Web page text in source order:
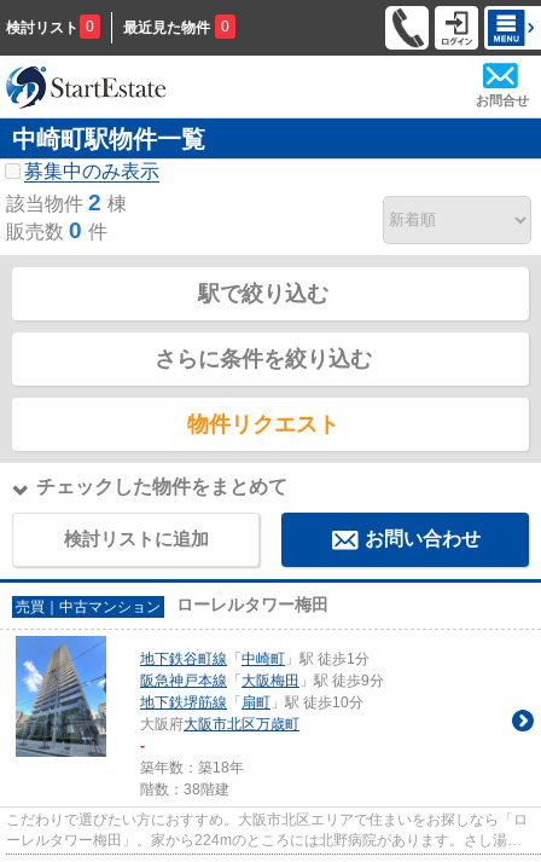
検討リスト 0 最近見た物件 0
お問合せ
中崎町駅物件一覧
募集中のみ表示
該当物件 2 棟
販売数 0 件
駅で絞り込む
さらに条件を絞り込む
物件リクエスト
チェックした物件をまとめて
検討リストに追加 お問い合わせ
売買｜中古マンション ローレルタワー梅田
地下鉄谷町線 「 中崎町 」駅 徒歩1分
阪急神戸本線 「 大阪梅田 」駅 徒歩9分
地下鉄堺筋線 「 扇町 」駅 徒歩10分
大阪府大阪市北区万歳町
-
築年数：築18年
階数：38階建
こだわりで選びたい方におすすめ。大阪市北区エリアで住まいをお探しなら「ロ
ーレルタワー梅田」。家から224mのところには北野病院があります。さし湯を